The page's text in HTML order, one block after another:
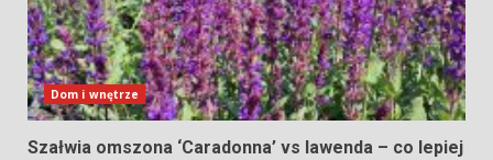
Dom i wnętrze
Szałwia omszona ‘Caradonna’ vs lawenda – co lepiej